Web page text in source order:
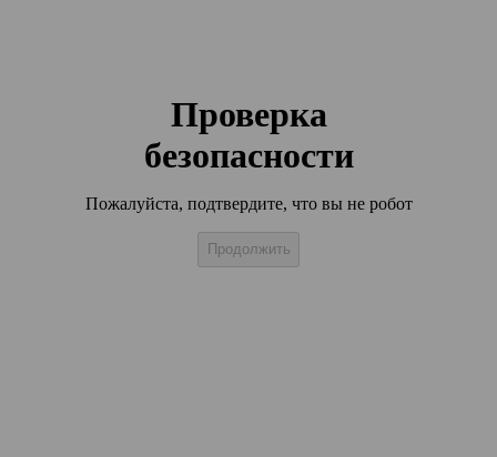
Проверка
безопасности
Пожалуйста, подтвердите, что вы не робот
Продолжить